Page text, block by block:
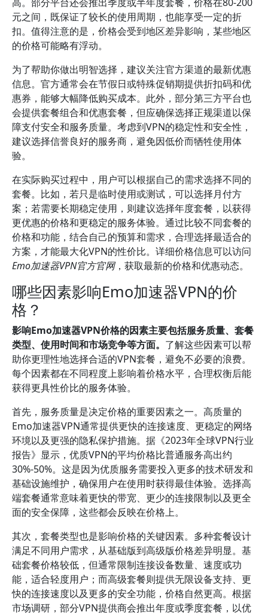
元之间，既保证了较长的使用周期，也能享受一定的折
扣。值得注意的是，价格会受到地区差异影响，某些地区
的价格可能略有浮动。
为了帮助你做出明智选择，建议关注官方渠道的最新优惠
信息。官方通常会在节假日或特殊促销期提供折扣码和优
惠券，能够大幅降低购买成本。此外，部分第三方平台也
会提供套餐组合和优惠套餐，但应确保选择正规渠道以保
障支付安全和服务质量。考虑到VPN的稳定性和安全性，
建议选择信誉良好的服务商，避免因低价而牺牲使用体
验。
在实际购买过程中，用户可以根据自己的需求选择不同的
套餐。比如，若只是临时使用或测试，可以选择月付方
案；若需要长期稳定使用，则建议选择年度套餐，以获得
更优惠的价格和更稳定的服务体验。通过比较不同套餐的
价格和功能，结合自己的预算和需求，合理选择最适合的
方案，才能最大化VPN的性价比。详细价格信息可以访问
Emo加速器VPN官方官网，获取最新的价格和优惠动态。
哪些因素影响Emo加速器VPN的价
格？
影响Emo加速器VPN价格的因素主要包括服务质量、套餐
类型、使用时间和市场竞争等方面。 了解这些因素可以帮
助你更理性地选择合适的VPN套餐，避免不必要的浪费。
每个因素都在不同程度上影响着价格水平，合理权衡后能
获得更具性价比的服务体验。
首先，服务质量是决定价格的重要因素之一。高质量的
Emo加速器VPN通常提供更快的连接速度、更稳定的网络
环境以及更强的隐私保护措施。据《2023年全球VPN行业
报告》显示，优质VPN的平均价格比普通服务高出约
30%-50%。这是因为优质服务需要投入更多的技术研发和
基础设施维护，确保用户在使用时获得最佳体验。选择高
端套餐通常意味着更快的带宽、更少的连接限制以及更全
面的安全保障，这些都会反映在价格上。
其次，套餐类型也是影响价格的关键因素。多种套餐设计
满足不同用户需求，从基础版到高级版价格差异明显。基
础套餐价格较低，但通常限制连接设备数量、速度或功
能，适合轻度用户；而高级套餐则提供无限设备支持、更
快的连接速度以及更多的安全功能，价格自然更高。根据
市场调研，部分VPN提供商会推出年度或季度套餐，以优